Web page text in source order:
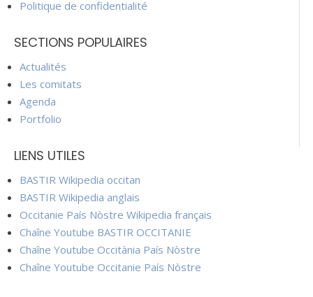
Politique de confidentialité
SECTIONS POPULAIRES
Actualités
Les comitats
Agenda
Portfolio
LIENS UTILES
BASTIR Wikipedia occitan
BASTIR Wikipedia anglais
Occitanie País Nòstre Wikipedia français
Chaîne Youtube BASTIR OCCITANIE
Chaîne Youtube Occitània País Nòstre
Chaîne Youtube Occitanie País Nòstre